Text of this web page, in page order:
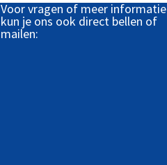
Voor vragen of meer informatie
kun je ons ook direct bellen of
mailen: